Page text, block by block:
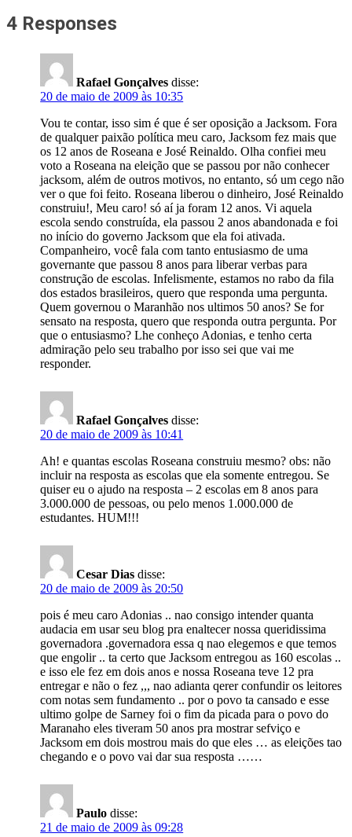
4 Responses
Rafael Gonçalves disse:
20 de maio de 2009 às 10:35
Vou te contar, isso sim é que é ser oposição a Jacksom. Fora
de qualquer paixão política meu caro, Jacksom fez mais que
os 12 anos de Roseana e José Reinaldo. Olha confiei meu
voto a Roseana na eleição que se passou por não conhecer
jacksom, além de outros motivos, no entanto, só um cego não
ver o que foi feito. Roseana liberou o dinheiro, José Reinaldo
construiu!, Meu caro! só aí ja foram 12 anos. Vi aquela
escola sendo construída, ela passou 2 anos abandonada e foi
no início do governo Jacksom que ela foi ativada.
Companheiro, você fala com tanto entusiasmo de uma
governante que passou 8 anos para liberar verbas para
construção de escolas. Infelismente, estamos no rabo da fila
dos estados brasileiros, quero que responda uma pergunta.
Quem governou o Maranhão nos ultimos 50 anos? Se for
sensato na resposta, quero que responda outra pergunta. Por
que o entusiasmo? Lhe conheço Adonias, e tenho certa
admiração pelo seu trabalho por isso sei que vai me
responder.
Rafael Gonçalves disse:
20 de maio de 2009 às 10:41
Ah! e quantas escolas Roseana construiu mesmo? obs: não
incluir na resposta as escolas que ela somente entregou. Se
quiser eu o ajudo na resposta – 2 escolas em 8 anos para
3.000.000 de pessoas, ou pelo menos 1.000.000 de
estudantes. HUM!!!
Cesar Dias disse:
20 de maio de 2009 às 20:50
pois é meu caro Adonias .. nao consigo intender quanta
audacia em usar seu blog pra enaltecer nossa queridissima
governadora .governadora essa q nao elegemos e que temos
que engolir .. ta certo que Jacksom entregou as 160 escolas ..
e isso ele fez em dois anos e nossa Roseana teve 12 pra
entregar e não o fez ,,, nao adianta qerer confundir os leitores
com notas sem fundamento .. por o povo ta cansado e esse
ultimo golpe de Sarney foi o fim da picada para o povo do
Maranaho eles tiveram 50 anos pra mostrar sefviço e
Jacksom em dois mostrou mais do que eles … as eleições tao
chegando e o povo vai dar sua resposta ……
Paulo disse:
21 de maio de 2009 às 09:28